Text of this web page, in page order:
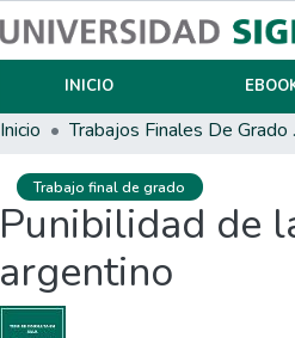
INICIO
Inicio
Trabajo final de grado
Punibilidad de
argentino